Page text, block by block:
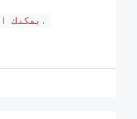
يمكنك ايضاً تجربة هذه البوتات،